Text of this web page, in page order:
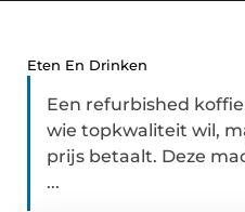
Eten En Drinken
Een refurbished
wie topkwaliteit wil,
prijs betaalt. Deze
...